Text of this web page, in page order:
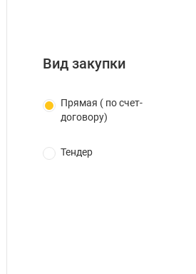
Вид закупки
Прямая ( по счет-
договору)
Тендер